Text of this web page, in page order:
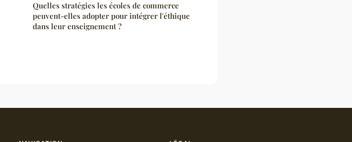
Quelles stratégies les écoles de commerce
peuvent-elles adopter pour intégrer l'éthique
dans leur enseignement ?